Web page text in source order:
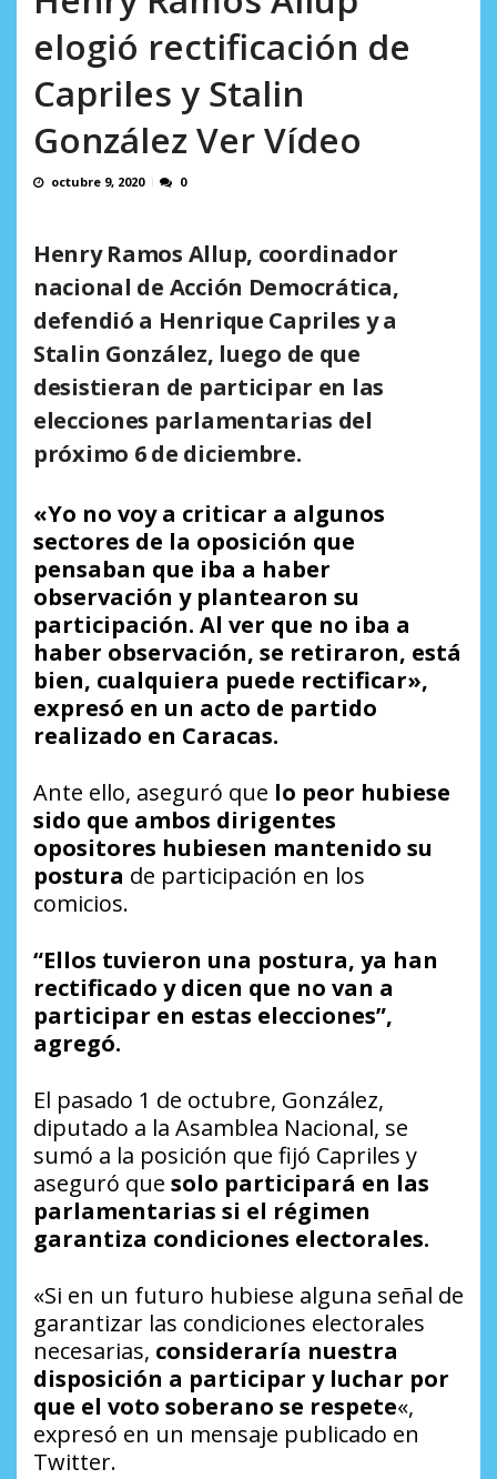
elogió rectificación de
Capriles y Stalin
González Ver Vídeo
octubre 9, 2020 0
Henry Ramos Allup, coordinador
nacional de Acción Democrática,
defendió a Henrique Capriles y a
Stalin González, luego de que
desistieran de participar en las
elecciones parlamentarias del
próximo 6 de diciembre.
«Yo no voy a criticar a algunos
sectores de la oposición que
pensaban que iba a haber
observación y plantearon su
participación. Al ver que no iba a
haber observación, se retiraron, está
bien, cualquiera puede rectificar»,
expresó en un acto de partido
realizado en Caracas.
Ante ello, aseguró que lo peor hubiese
sido que ambos dirigentes
opositores hubiesen mantenido su
postura de participación en los
comicios.
“Ellos tuvieron una postura, ya han
rectificado y dicen que no van a
participar en estas elecciones”,
agregó.
El pasado 1 de octubre, González,
diputado a la Asamblea Nacional, se
sumó a la posición que fijó Capriles y
aseguró que solo participará en las
parlamentarias si el régimen
garantiza condiciones electorales.
«Si en un futuro hubiese alguna señal de
garantizar las condiciones electorales
necesarias, consideraría nuestra
disposición a participar y luchar por
que el voto soberano se respete«,
expresó en un mensaje publicado en
Twitter.